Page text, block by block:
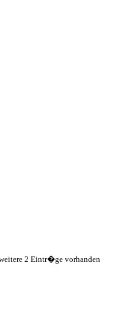
weitere 2 Eintr�ge vorhanden